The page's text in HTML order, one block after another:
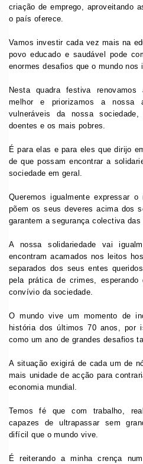
criação de emprego, aproveitando
o país oferece.
Vamos investir cada vez mais na
povo educado e saudável pode
enormes desafios que o mundo nos
Nesta quadra festiva
melhor e priorizamos a nossa
vulneráveis da nossa
doentes e os mais pobres.
É para elas e para eles que dirijo
de que possam encontrar a
sociedade em geral.
Queremos igualmente expressar
põem os seus deveres acima dos
garantem a segurança colectiva das
A nossa solidariedade vai
encontram acamados nos leitos
separados dos seus entes
pela prática de crimes,
convívio da sociedade.
O mundo vive um momento de
história dos últimos 70 anos, por
como um ano de grandes desafios
A situação exigirá de cada um de
mais unidade de acção para
economia mundial.
Temos fé que com trabalho,
capazes de ultrapassar sem
difícil que o mundo vive.
É reiterando a minha crença